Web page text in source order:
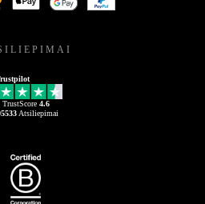
TrustScore 4.6
Atsiliepimai